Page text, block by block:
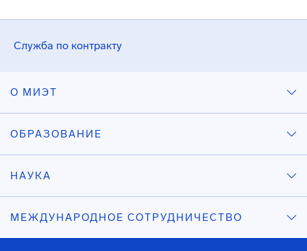
Служба по контракту
О МИЭТ
ОБРАЗОВАНИЕ
НАУКА
МЕЖДУНАРОДНОЕ СОТРУДНИЧЕСТВО